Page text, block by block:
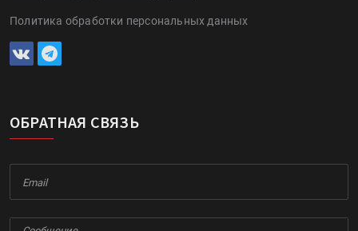
Политика обработки персональных данных
ОБРАТНАЯ СВЯЗЬ